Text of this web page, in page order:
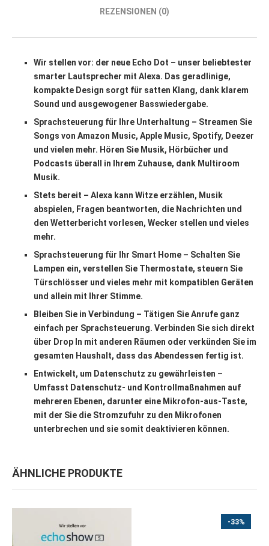
REZENSIONEN (0)
Wir stellen vor: der neue Echo Dot – unser beliebtester
smarter Lautsprecher mit Alexa. Das geradlinige,
kompakte Design sorgt für satten Klang, dank klarem
Sound und ausgewogener Basswiedergabe.
Sprachsteuerung für Ihre Unterhaltung – Streamen Sie
Songs von Amazon Music, Apple Music, Spotify, Deezer
und vielen mehr. Hören Sie Musik, Hörbücher und
Podcasts überall in Ihrem Zuhause, dank Multiroom
Musik.
Stets bereit – Alexa kann Witze erzählen, Musik
abspielen, Fragen beantworten, die Nachrichten und
den Wetterbericht vorlesen, Wecker stellen und vieles
mehr.
Sprachsteuerung für Ihr Smart Home – Schalten Sie
Lampen ein, verstellen Sie Thermostate, steuern Sie
Türschlösser und vieles mehr mit kompatiblen Geräten
und allein mit Ihrer Stimme.
Bleiben Sie in Verbindung – Tätigen Sie Anrufe ganz
einfach per Sprachsteuerung. Verbinden Sie sich direkt
über Drop In mit anderen Räumen oder verkünden Sie im
gesamten Haushalt, dass das Abendessen fertig ist.
Entwickelt, um Datenschutz zu gewährleisten –
Umfasst Datenschutz- und Kontrollmaßnahmen auf
mehreren Ebenen, darunter eine Mikrofon-aus-Taste,
mit der Sie die Stromzufuhr zu den Mikrofonen
unterbrechen und sie somit deaktivieren können.
ÄHNLICHE PRODUKTE
-33%